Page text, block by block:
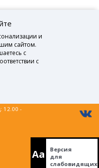
и
сайтом.
с
с
12.00 -
Aa
Версия
для
слабовидящих